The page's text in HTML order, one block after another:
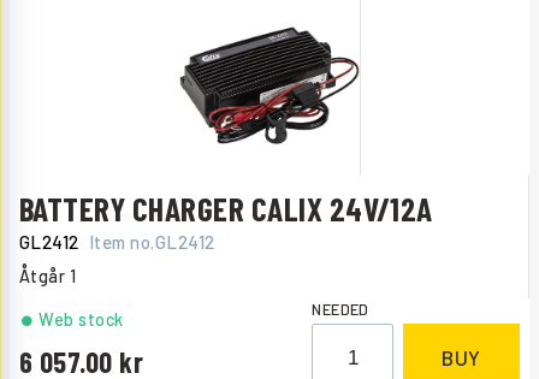
BATTERY CHARGER CALIX 24V/12A
GL2412 Item no.GL2412
Åtgår 1
6 057.00
Web stock NEEDED
BUY